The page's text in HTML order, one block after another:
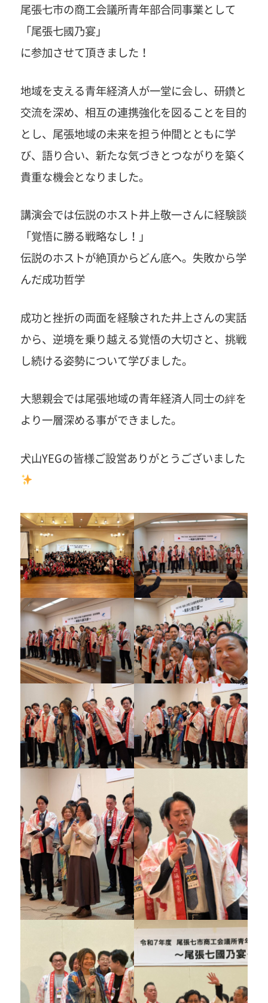
尾張七市の商工会議所青年部合同事業として
「尾張七國乃宴」
に参加させて頂きました！
地域を支える青年経済人が一堂に会し、研鑽と
交流を深め、相互の連携強化を図ることを目的
とし、尾張地域の未来を担う仲間とともに学
び、語り合い、新たな気づきとつながりを築く
貴重な機会となりました。
講演会では伝説のホスト井上敬一さんに経験談
「覚悟に勝る戦略なし！」
伝説のホストが絶頂からどん底へ。失敗から学
んだ成功哲学
成功と挫折の両面を経験された井上さんの実話
から、逆境を乗り越える覚悟の大切さと、挑戦
し続ける姿勢について学びました。
大懇親会では尾張地域の青年経済人同士の絆を
より一層深める事ができました。
犬山YEGの皆様ご設営ありがとうございました